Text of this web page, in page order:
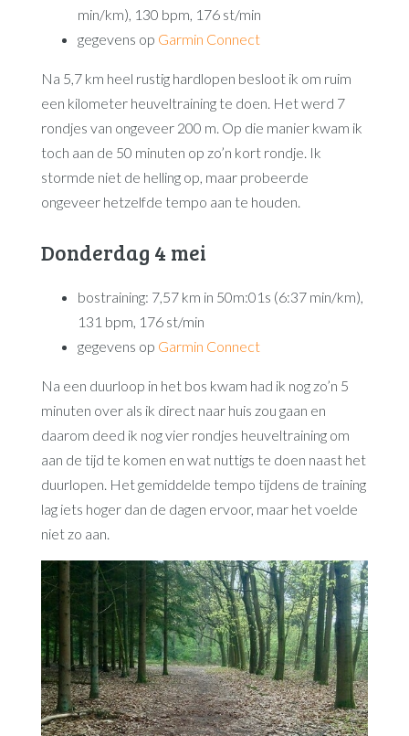
min/km), 130 bpm, 176 st/min
gegevens op Garmin Connect
Na 5,7 km heel rustig hardlopen besloot ik om ruim
een kilometer heuveltraining te doen. Het werd 7
rondjes van ongeveer 200 m. Op die manier kwam ik
toch aan de 50 minuten op zo’n kort rondje. Ik
stormde niet de helling op, maar probeerde
ongeveer hetzelfde tempo aan te houden.
Donderdag 4 mei
bostraining: 7,57 km in 50m:01s (6:37 min/km),
131 bpm, 176 st/min
gegevens op Garmin Connect
Na een duurloop in het bos kwam had ik nog zo’n 5
minuten over als ik direct naar huis zou gaan en
daarom deed ik nog vier rondjes heuveltraining om
aan de tijd te komen en wat nuttigs te doen naast het
duurlopen. Het gemiddelde tempo tijdens de training
lag iets hoger dan de dagen ervoor, maar het voelde
niet zo aan.